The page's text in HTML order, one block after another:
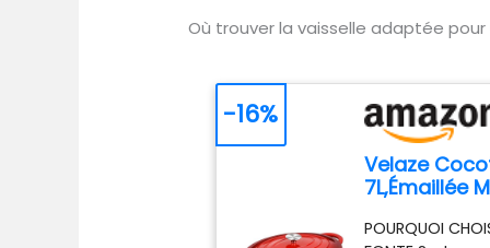
conserve
permet
avec un
un
vie plus
cocotte
Où trouver la vaisselle adaptée
Velaze
7L,Émaillée
Induction/
POURQUOI
-16%